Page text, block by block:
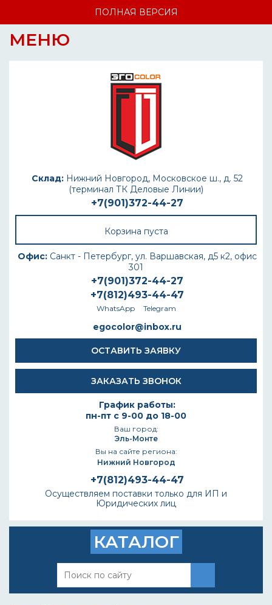
ПОЛНАЯ ВЕРСИЯ
МЕНЮ
Склад: Нижний Новгород, Московское ш., д. 52
(терминал ТК Деловые Линии)
+7(901)372-44-27
Корзина пуста
Офис: Санкт - Петербург, ул. Варшавская, д5 к2, офис
301
+7(901)372-44-27
+7(812)493-44-47
WhatsApp Telegram
egocolor@inbox.ru
ОСТАВИТЬ ЗАЯВКУ
ЗАКАЗАТЬ ЗВОНОК
График работы:
пн-пт с 9-00 до 18-00
Ваш город:
Эль-Монте
Вы на сайте региона:
Нижний Новгород
+7(812)493-44-47
Осуществляем поставки только для ИП и
Юридических лиц
КАТАЛОГ